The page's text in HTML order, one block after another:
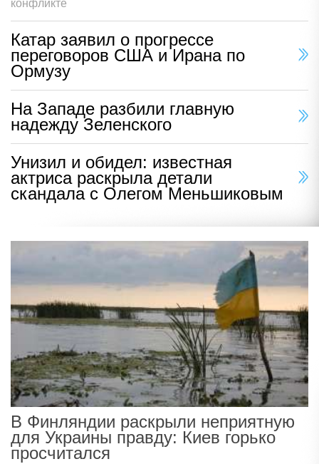
конфликте
Катар заявил о прогрессе
переговоров США и Ирана по
Ормузу
На Западе разбили главную
надежду Зеленского
Унизил и обидел: известная
актриса раскрыла детали
скандала с Олегом Меньшиковым
В Финляндии раскрыли неприятную
для Украины правду: Киев горько
просчитался